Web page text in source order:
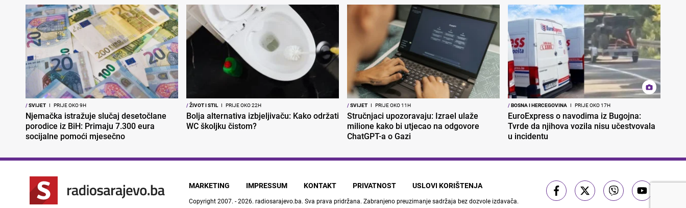
/SVIJET I PRIJE OKO 9H
Njemačka istražuje slučaj desetočlane
porodice iz BiH: Primaju 7.300 eura
socijalne pomoći mjesečno
/ŽIVOT I STIL I PRIJE OKO 22H
Bolja alternativa izbjeljivaču: Kako održati
WC školjku čistom?
/SVIJET I PRIJE OKO 11H
Stručnjaci upozoravaju: Izrael ulaže
milione kako bi utjecao na odgovore
ChatGPT-a o Gazi
/BOSNA I HERCEGOVINA I PRIJE OKO 17H
EuroExpress o navodima iz Bugojna:
Tvrde da njihova vozila nisu učestvovala
u incidentu
MARKETING IMPRESSUM KONTAKT PRIVATNOST USLOVI KORIŠTENJA
Copyright 2007. - 2026. radiosarajevo.ba. Sva prava pridržana. Zabranjeno preuzimanje sadržaja bez dozvole izdavača.